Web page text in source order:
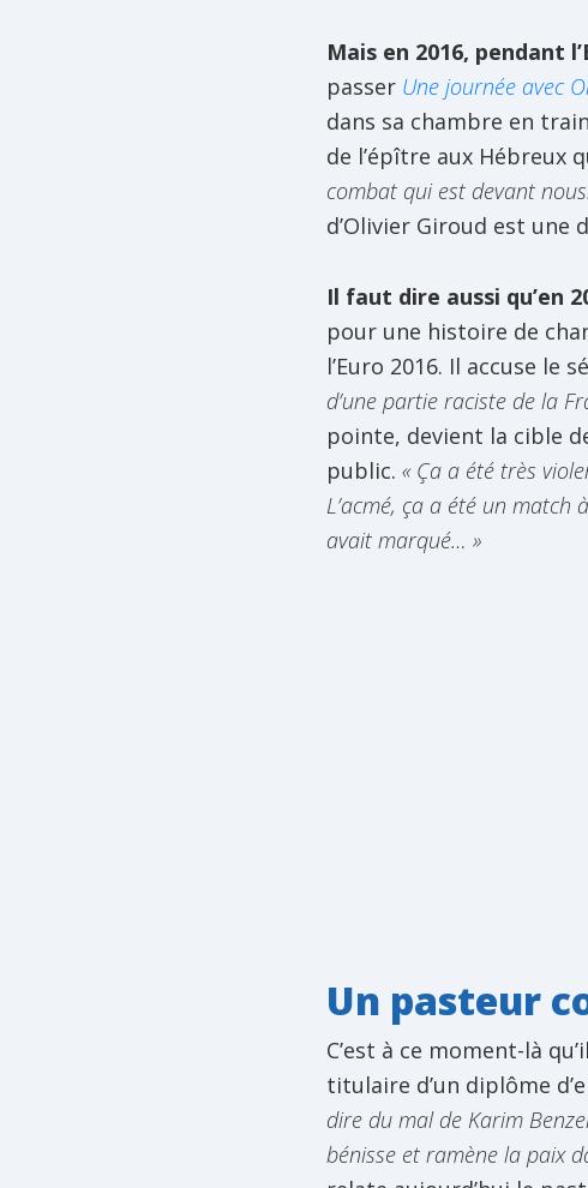
Mais en 2016, pendant
passer Une journée avec
dans sa chambre en
de l’épître aux Hébreux
combat qui est devant
d’Olivier Giroud est une
Il faut dire aussi qu’en
pour une histoire de
l’Euro 2016. Il accuse le
d’une partie raciste de la
pointe, devient la cible
public. « Ça a été très
L’acmé, ça a été un match
avait marqué… »
Un pasteur
C’est à ce moment-là
titulaire d’un diplôme
dire du mal de Karim
bénisse et ramène la paix